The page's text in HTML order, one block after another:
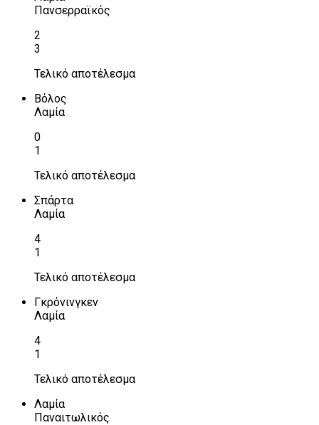
Πανσερραϊκός
2
3
Τελικό αποτέλεσμα
Βόλος
Λαμία
0
1
Τελικό αποτέλεσμα
Σπάρτα
Λαμία
4
1
Τελικό αποτέλεσμα
Γκρόνινγκεν
Λαμία
4
1
Τελικό αποτέλεσμα
Λαμία
Παναιτωλικός